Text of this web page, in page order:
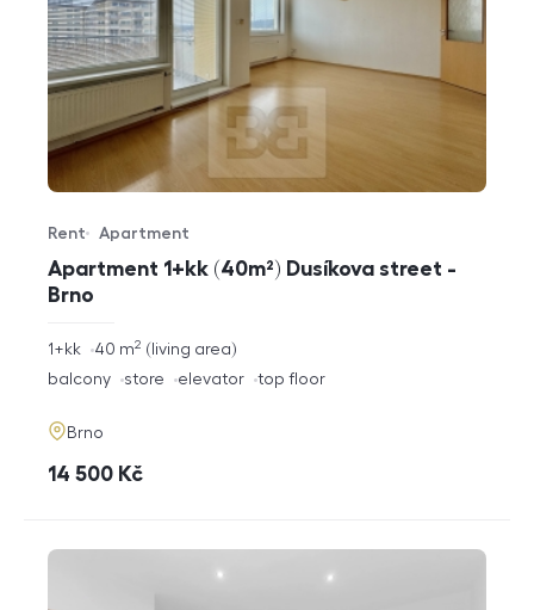
Apartment 1+kk (40m²) Dusíkova street -
Brno
Offer type
Rent
Property type
Apartment
rozměry
1+kk living area
40 m2
funkce
balcony store elevator top floor
adresa
Brno
cena
14 500 Kč